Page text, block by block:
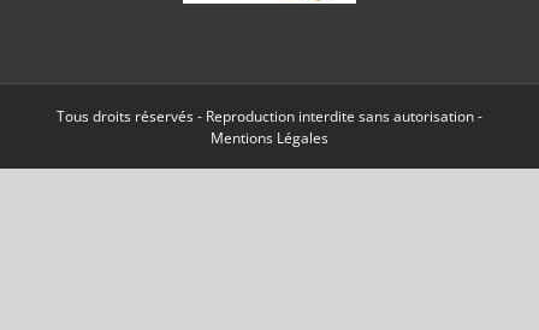
Tous droits réservés - Reproduction interdite sans autorisation -
Mentions Légales